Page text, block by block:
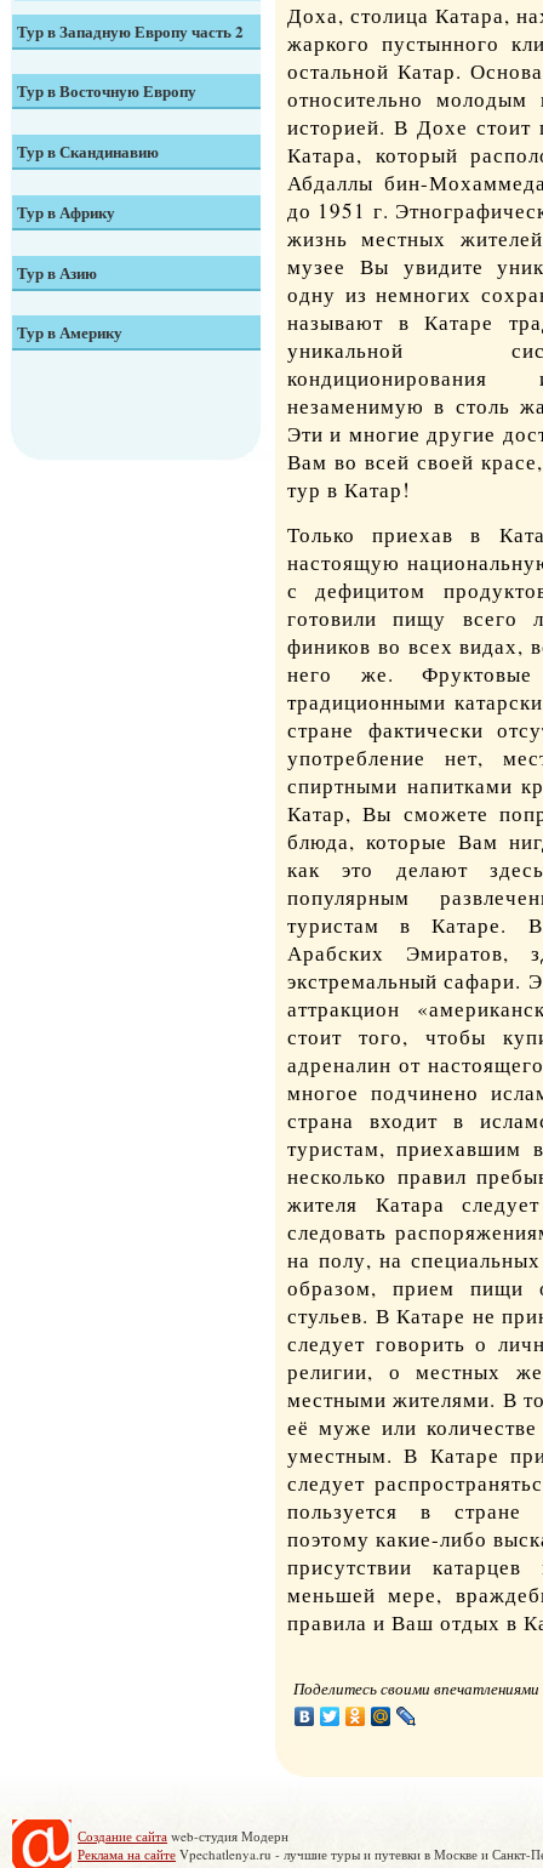
Тур в Западную Европу часть 2
на Ибицу
в Ирландию
в Исландию
в Италию
Тур в Восточную Европу
в Болгарию
в Боснию и
Герцеговину
в Венгрию
в Румынию
Тур в Скандинавию
в Данию
в Норвегию
в Финляндию
Тур в Африку
в Египет
в Кению
Тур в Азию
в Израиль
Тур в Америку
Доха, столица Катара,
жаркого пустынного
остальной Катар.
относительно
историей. В Дохе стоит
Катара, который
Абдаллы бин-
до 1951 г.
жизнь местных
музее Вы увидите
одну из немногих
называют в Катаре
уникальной
незаменимую в столь
Эти и многие другие
Вам во всей своей
тур в Катар!
Только приехав в
настоящую
с дефицитом
готовили пищу всего
фиников во всех видах,
него же.
традиционными
стране фактически
употребление нет,
спиртными напитками
Катар, Вы сможете
блюда, которые Вам
как это делают
популярным
туристам в Катаре.
Арабских Эмиратов,
экстремальный сафари.
аттракцион
стоит того, чтобы
адреналин от
многое подчинено
страна входит в
туристам, приехавшим
несколько правил
жителя Катара
следовать
на полу, на
образом, прием пищи
стульев. В Катаре не
следует говорить о
религии, о местных
местными жителями. В
её муже или
уместным. В Катаре
следует
пользуется в стране
поэтому какие-либо
присутствии
меньшей мере,
правила и Ваш отдых в
Поделитесь своими
Создание сайта web-студия Модерн
Реклама на сайте Vpechatlenya.ru - лучшие туры и путевки в Москве и Санкт-